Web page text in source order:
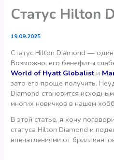
Статус Hilton
19.09.2025
Статус Hilton Diamond —
Возможно, его бенефиты
World of Hyatt Globalistи
зато его проще получить.
Diamond становится
многих новичков в нашем
В этой статье, я хочу
статуса Hilton Diamond и
впечатлениями от